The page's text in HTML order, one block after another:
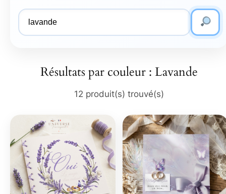
Résultats par couleur : Lavande
12 produit(s) trouvé(s)